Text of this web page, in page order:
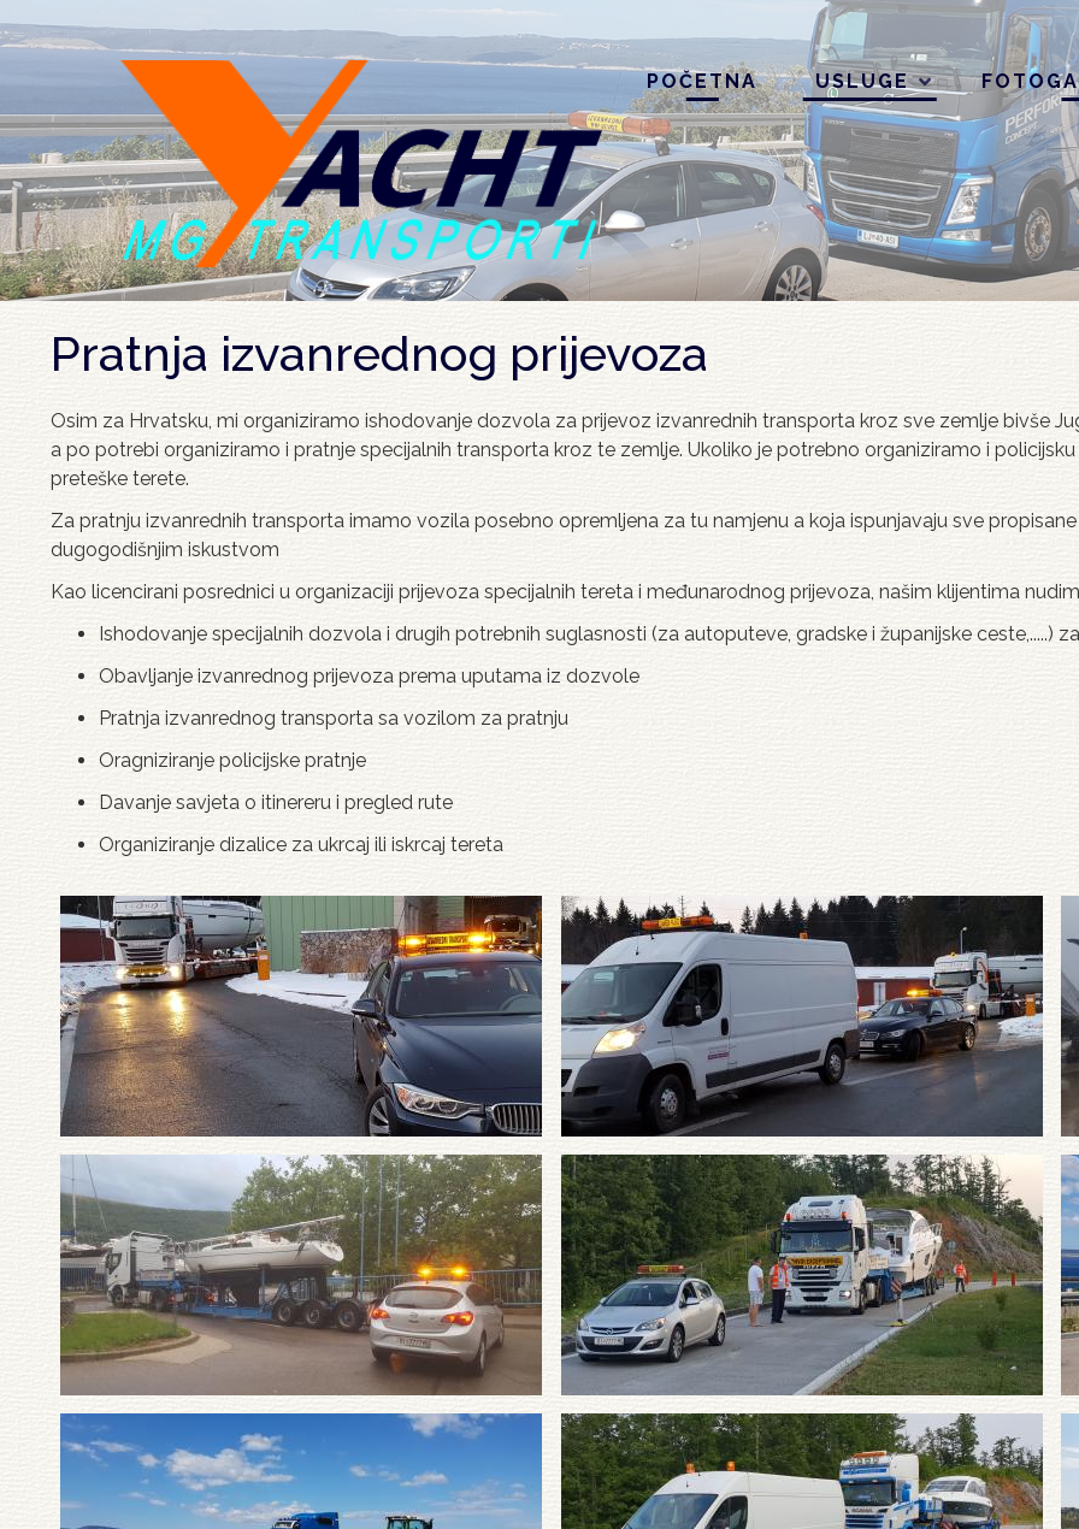
na
POČETNA USLUGE
Pratnja izvanrednog prijevoza
Osim za Hrvatsku, mi organiziramo ishodovanje dozvola za prijevoz izvanrednih transporta kroz sve zemlje bivše
a po potrebi organiziramo i pratnje specijalnih transporta kroz te zemlje. Ukoliko je potrebno organiziramo i
preteške terete.
Za pratnju izvanrednih transporta imamo vozila posebno opremljena za tu namjenu a koja ispunjavaju sve
dugogodišnjim iskustvom
Kao licencirani posrednici u organizaciji prijevoza specijalnih tereta i međunarodnog prijevoza, našim klijentima
Ishodovanje specijalnih dozvola i drugih potrebnih suglasnosti (za autoputeve, gradske i županijske ceste,.....)
Obavljanje izvanrednog prijevoza prema uputama iz dozvole
Pratnja izvanrednog transporta sa vozilom za pratnju
Oragniziranje policijske pratnje
Davanje savjeta o itinereru i pregled rute
Organiziranje dizalice za ukrcaj ili iskrcaj tereta